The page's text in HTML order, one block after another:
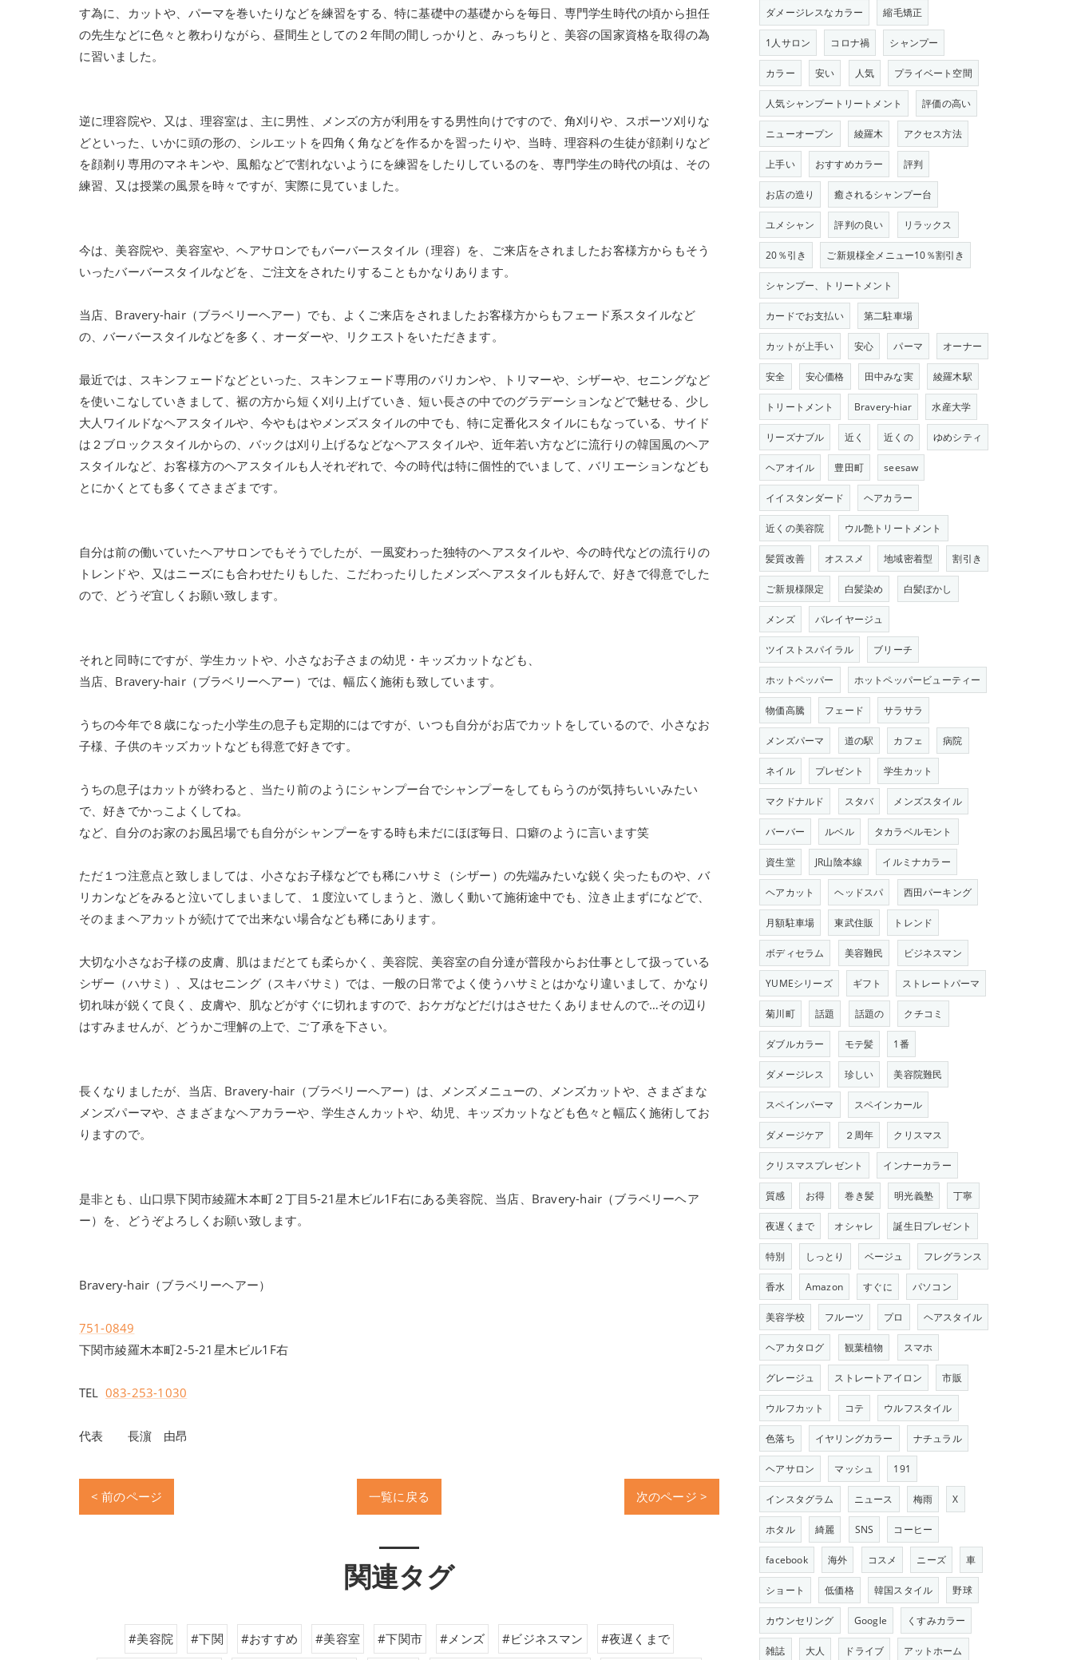
す為に、カットや、パーマを巻いたりなどを練習をする、特に基礎中の基礎からを毎日、専門学生時代の頃から担任
の先生などに色々と教わりながら、昼間生としての２年間の間しっかりと、みっちりと、美容の国家資格を取得の為
に習いました。
逆に理容院や、又は、理容室は、主に男性、メンズの方が利用をする男性向けですので、角刈りや、スポーツ刈りな
どといった、いかに頭の形の、シルエットを四角く角などを作るかを習ったりや、当時、理容科の生徒が顔剃りなど
を顔剃り専用のマネキンや、風船などで割れないようにを練習をしたりしているのを、専門学生の時代の頃は、その
練習、又は授業の風景を時々ですが、実際に見ていました。
今は、美容院や、美容室や、ヘアサロンでもバーバースタイル（理容）を、ご来店をされましたお客様方からもそう
いったバーバースタイルなどを、ご注文をされたりすることもかなりあります。
当店、Bravery-hair（ブラベリーヘアー）でも、よくご来店をされましたお客様方からもフェード系スタイルなど
の、バーバースタイルなどを多く、オーダーや、リクエストをいただきます。
最近では、スキンフェードなどといった、スキンフェード専用のバリカンや、トリマーや、シザーや、セニングなど
を使いこなしていきまして、裾の方から短く刈り上げていき、短い長さの中でのグラデーションなどで魅せる、少し
大人ワイルドなヘアスタイルや、今やもはやメンズスタイルの中でも、特に定番化スタイルにもなっている、サイド
は２ブロックスタイルからの、バックは刈り上げるなどなヘアスタイルや、近年若い方などに流行りの韓国風のヘア
スタイルなど、お客様方のヘアスタイルも人それぞれで、今の時代は特に個性的でいまして、バリエーションなども
とにかくとても多くてさまざまです。
自分は前の働いていたヘアサロンでもそうでしたが、一風変わった独特のヘアスタイルや、今の時代などの流行りの
トレンドや、又はニーズにも合わせたりもした、こだわったりしたメンズヘアスタイルも好んで、好きで得意でした
ので、どうぞ宜しくお願い致します。
それと同時にですが、学生カットや、小さなお子さまの幼児・キッズカットなども、
当店、Bravery-hair（ブラベリーヘアー）では、幅広く施術も致しています。
うちの今年で８歳になった小学生の息子も定期的にはですが、いつも自分がお店でカットをしているので、小さなお
子様、子供のキッズカットなども得意で好きです。
うちの息子はカットが終わると、当たり前のようにシャンプー台でシャンプーをしてもらうのが気持ちいいみたい
で、好きでかっこよくしてね。
など、自分のお家のお風呂場でも自分がシャンプーをする時も未だにほぼ毎日、口癖のように言います笑
ただ１つ注意点と致しましては、小さなお子様などでも稀にハサミ（シザー）の先端みたいな鋭く尖ったものや、バ
リカンなどをみると泣いてしまいまして、１度泣いてしまうと、激しく動いて施術途中でも、泣き止まずになどで、
そのままヘアカットが続けてで出来ない場合なども稀にあります。
大切な小さなお子様の皮膚、肌はまだとても柔らかく、美容院、美容室の自分達が普段からお仕事として扱っている
シザー（ハサミ）、又はセニング（スキバサミ）では、一般の日常でよく使うハサミとはかなり違いまして、かなり
切れ味が鋭くて良く、皮膚や、肌などがすぐに切れますので、おケガなどだけはさせたくありませんので…その辺り
はすみませんが、どうかご理解の上で、ご了承を下さい。
長くなりましたが、当店、Bravery-hair（ブラベリーヘアー）は、メンズメニューの、メンズカットや、さまざまな
メンズパーマや、さまざまなヘアカラーや、学生さんカットや、幼児、キッズカットなども色々と幅広く施術してお
りますので。
是非とも、山口県下関市綾羅木本町２丁目5-21星木ビル1F右にある美容院、当店、Bravery-hair（ブラベリーヘア
ー）を、どうぞよろしくお願い致します。
Bravery-hair（ブラベリーヘアー）
751-0849
下関市綾羅木本町2-5-21星木ビル1F右
TEL 083-253-1030
代表 長濵 由昂
< 前のページ 一覧に戻る 次のページ >
関連タグ
#美容院 #下関 #おすすめ #美容室 #下関市 #メンズ #ビジネスマン #夜遅くまで
ダメージレスなカラー 縮毛矯正
1人サロン コロナ禍 シャンプー
カラー 安い 人気 プライベート空間
人気シャンプートリートメント 評価の高い
ニューオープン 綾羅木 アクセス方法
上手い おすすめカラー 評判
お店の造り 癒されるシャンプー台
ユメシャン 評判の良い リラックス
20％引き ご新規様全メニュー10％割引き
シャンプー、トリートメント
カードでお支払い 第二駐車場
カットが上手い 安心 パーマ オーナー
安全 安心価格 田中みな実 綾羅木駅
トリートメント Bravery-hiar 水産大学
リーズナブル 近く 近くの ゆめシティ
ヘアオイル 豊田町 seesaw
イイスタンダード ヘアカラー
近くの美容院 ウル艶トリートメント
髪質改善 オススメ 地域密着型 割引き
ご新規様限定 白髪染め 白髪ぼかし
メンズ バレイヤージュ
ツイストスパイラル ブリーチ
ホットペッパー ホットペッパービューティー
物価高騰 フェード サラサラ
メンズパーマ 道の駅 カフェ 病院
ネイル プレゼント 学生カット
マクドナルド スタバ メンズスタイル
バーバー ルベル タカラベルモント
資生堂 JR山陰本線 イルミナカラー
ヘアカット ヘッドスパ 西田パーキング
月額駐車場 東武住販 トレンド
ボディセラム 美容難民 ビジネスマン
YUMEシリーズ ギフト ストレートパーマ
菊川町 話題 話題の クチコミ
ダブルカラー モテ髪 1番
ダメージレス 珍しい 美容院難民
スペインパーマ スペインカール
ダメージケア ２周年 クリスマス
クリスマスプレゼント インナーカラー
質感 お得 巻き髪 明光義塾 丁寧
夜遅くまで オシャレ 誕生日プレゼント
特別 しっとり ベージュ フレグランス
香水 Amazon すぐに パソコン
美容学校 フルーツ プロ ヘアスタイル
ヘアカタログ 観葉植物 スマホ
グレージュ ストレートアイロン 市販
ウルフカット コテ ウルフスタイル
色落ち イヤリングカラー ナチュラル
ヘアサロン マッシュ 191
インスタグラム ニュース 梅雨 X
ホタル 綺麗 SNS コーヒー
facebook 海外 コスメ ニーズ 車
ショート 低価格 韓国スタイル 野球
カウンセリング Google くすみカラー
雑誌 大人 ドライブ アットホーム